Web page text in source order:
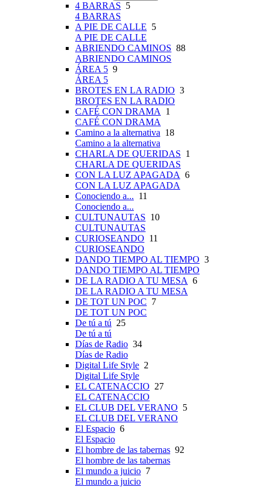
4 BARRAS 5
4 BARRAS
A PIE DE CALLE 5
A PIE DE CALLE
ABRIENDO CAMINOS 88
ABRIENDO CAMINOS
ÁREA 5 9
ÁREA 5
BROTES EN LA RADIO 3
BROTES EN LA RADIO
CAFÉ CON DRAMA
1
CAFÉ CON DRAMA
Camino a la alternativa 18
Camino a la alternativa
CHARLA DE QUERIDAS 1
CHARLA DE QUERIDAS
CON LA LUZ APAGADA 6
CON LA LUZ APAGADA
Conociendo a... 11
Conociendo a...
CULTUNAUTAS 10
CULTUNAUTAS
CURIOSEANDO 11
CURIOSEANDO
DANDO TIEMPO AL TIEMPO 3
DANDO TIEMPO AL TIEMPO
DE LA RADIO A TU MESA 6
DE LA RADIO A TU MESA
DE TOT UN POC 7
DE TOT UN POC
De tú a tú 25
De tú a tú
Días de Radio 34
Días de Radio
Digital Life Style 2
Digital Life Style
EL CATENACCIO 27
EL CATENACCIO
EL CLUB DEL VERANO 5
EL CLUB DEL VERANO
El Espacio 6
El Espacio
El hombre de las tabernas 92
El hombre de las tabernas
El mundo a juicio 7
El mundo a juicio